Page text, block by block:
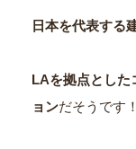
日本を代表する
LAを拠点とした
ョンだそうです！